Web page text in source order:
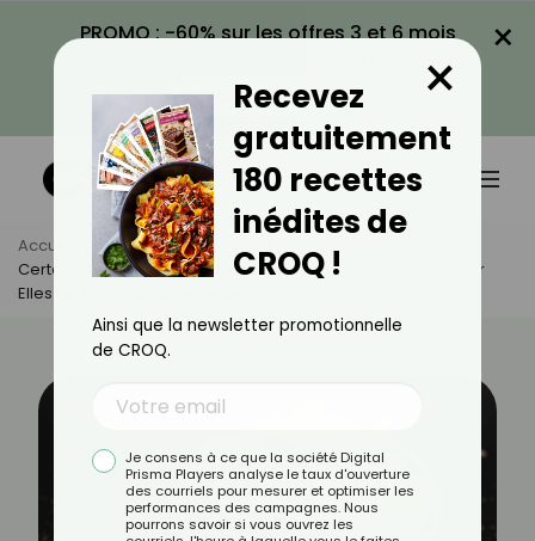
PROMO : -60% sur les offres 3 et 6 mois
VOIR LA PROMO
×
Accueil Actus
Actualités
Certaines Chips Aromatisées Vont Bientôt Être Interdites Car
Elles Ne Sont Pas Sans Risque Pour Notre Santé !
Recevez
gratuitement
180 recettes
inédites de
CROQ !
×
Ainsi que la newsletter promotionnelle
de CROQ.
Je consens à ce que la société Digital
Prisma Players analyse le taux d'ouverture
des courriels pour mesurer et optimiser les
performances des campagnes. Nous
pourrons savoir si vous ouvrez les